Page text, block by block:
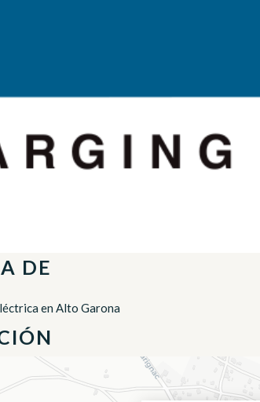
DE
en Alto Garona